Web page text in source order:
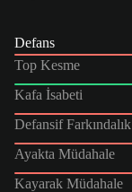
Defans
Top Kesme
Kafa İsabeti
Defansif Farkındalık
Ayakta Müdahale
Kayarak Müdahale